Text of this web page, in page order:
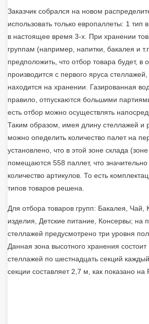
Заказчик собрался на новом
использовать только европаллеты: 1
в настоящее время 3-х. При хранении
группам (например, напитки, бакалея и
предположить, что отбор товара будет, в
производится с первого яруса стеллажей,
находится на хранении. Газированная
правило, отпускаются большими
есть отбор можно осуществлять
Таким образом, имея длину стеллажей и
можно опеделить количество палет на
установлено, что в этой зоне склада
помещаются 558 паллет, что значительно
количество артикулов. То есть
типов товаров решена.
Для отбора товаров групп: Бакалея, Чай,
изделия, Детские питание, Консервы; на
стеллажей предусмотрено три уровня
Данная зона высотного хранения
стеллажей по шестнадцать секций
секции составляет 2,7 м, как показано на